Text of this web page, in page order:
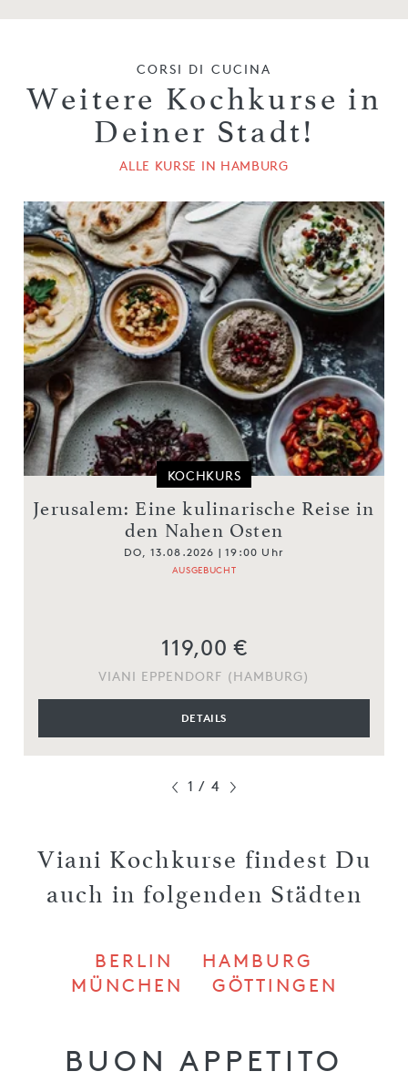
CORSI DI CUCINA
Weitere Kochkurse in
Deiner Stadt!
ALLE KURSE IN HAMBURG
KOCHKURS
Jerusalem: Eine kulinarische Reise in
den Nahen Osten
DO, 13.08.2026 | 19:00 Uhr
AUSGEBUCHT
119,00 €
VIANI EPPENDORF (HAMBURG)
DETAILS
1 / 4
Viani Kochkurse findest Du
auch in folgenden Städten
BERLIN
HAMBURG
MÜNCHEN
GÖTTINGEN
BUON APPETITO